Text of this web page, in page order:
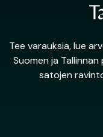
Tee varauksia, lue
Suomen ja
satojen